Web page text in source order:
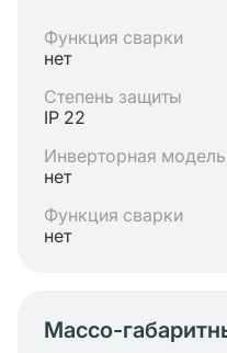
Функция сварки
нет
Степень защиты
IP 22
Инверторная модель
нет
Функция сварки
нет
Массо-